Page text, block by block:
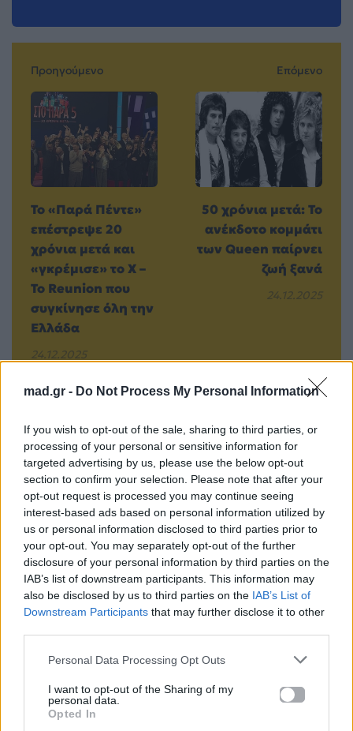
mad.gr - Do Not Process My Personal Information
If you wish to opt-out of the sale, sharing to third parties, or
processing of your personal or sensitive information for
targeted advertising by us, please use the below opt-out
section to confirm your selection. Please note that after your
opt-out request is processed you may continue seeing
interest-based ads based on personal information utilized by
us or personal information disclosed to third parties prior to
your opt-out. You may separately opt-out of the further
disclosure of your personal information by third parties on the
IAB’s list of downstream participants. This information may
also be disclosed by us to third parties on the IAB’s List of
Downstream Participants that may further disclose it to other
Personal Data Processing Opt Outs
I want to opt-out of the Sharing of my
personal data.
Opted In
Προηγούμενο
Το «Παρά Πέντε»
επέστρεψε 20
χρόνια μετά και
«γκρέμισε» το X –
Το Reunion που
συγκίνησε όλη την
Ελλάδα
24.12.2025
Επόμενο
50 χρόνια μετά: Το
ανέκδοτο κομμάτι
των Queen παίρνει
ζωή ξανά
24.12.2025
Βιογραφικά
Ελλήνων
Καλλιτεχνών
με πληροφορίες για
δισκογραφία, πορεία
και σημαντικές στιγμές
τους στην ελληνική
μουσική σκηνή
Δες επίσης